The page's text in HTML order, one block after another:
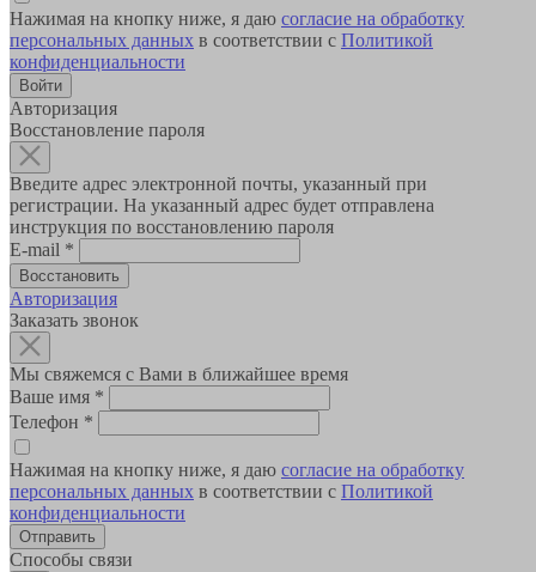
Нажимая на кнопку ниже, я даю согласие на обработку
персональных данных в соответствии с Политикой
конфиденциальности
Авторизация
Восстановление пароля
Введите адрес электронной почты, указанный при
регистрации. На указанный адрес будет отправлена
инструкция по восстановлению пароля
E-mail *
Авторизация
Заказать звонок
Мы свяжемся с Вами в ближайшее время
Ваше имя *
Телефон *
Нажимая на кнопку ниже, я даю согласие на обработку
персональных данных в соответствии с Политикой
конфиденциальности
Способы связи